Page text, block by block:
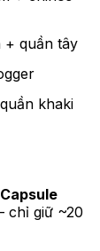
+ quần tây
khaki
Capsule
chỉ giữ ~20